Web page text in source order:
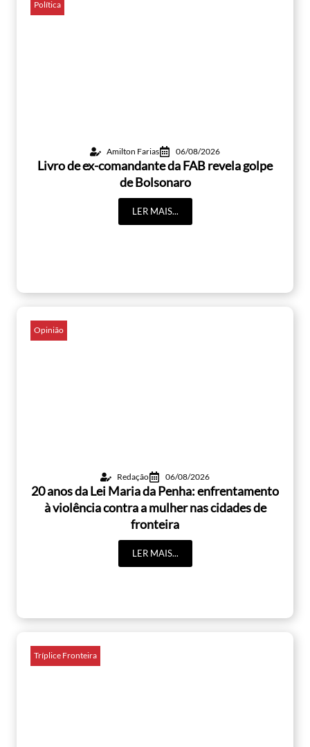
Política
Amilton Farias 06/08/2026
Livro de ex-comandante da FAB revela golpe
de Bolsonaro
LER MAIS...
Opinião
Redação 06/08/2026
20 anos da Lei Maria da Penha: enfrentamento
à violência contra a mulher nas cidades de
fronteira
LER MAIS...
Tríplice Fronteira